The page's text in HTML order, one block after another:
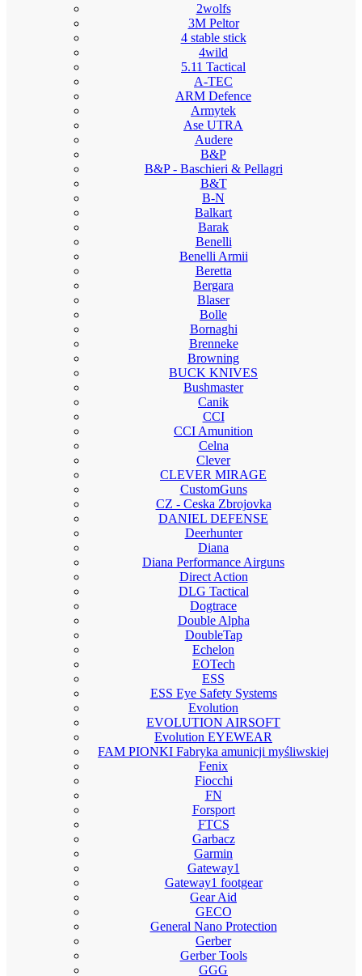
2wolfs
3M Peltor
4 stable stick
4wild
5.11 Tactical
A-TEC
ARM Defence
Armytek
Ase UTRA
Audere
B&P
B&P - Baschieri & Pellagri
B&T
B-N
Balkart
Barak
Benelli
Benelli Armii
Beretta
Bergara
Blaser
Bolle
Bornaghi
Brenneke
Browning
BUCK KNIVES
Bushmaster
Canik
CCI
CCI Amunition
Celna
Clever
CLEVER MIRAGE
CustomGuns
CZ - Ceska Zbrojovka
DANIEL DEFENSE
Deerhunter
Diana
Diana Performance Airguns
Direct Action
DLG Tactical
Dogtrace
Double Alpha
DoubleTap
Echelon
EOTech
ESS
ESS Eye Safety Systems
Evolution
EVOLUTION AIRSOFT
Evolution EYEWEAR
FAM PIONKI Fabryka amunicji myśliwskiej
Fenix
Fiocchi
FN
Forsport
FTCS
Garbacz
Garmin
Gateway1
Gateway1 footgear
Gear Aid
GECO
General Nano Protection
Gerber
Gerber Tools
GGG